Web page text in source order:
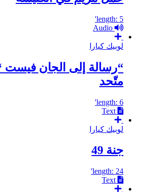
length: 5'
لوبيك كيارا
“رسالة إلى الجان فيست
متّحد
length: 6'
لوبيك كيارا
جنة 49
length: 24'